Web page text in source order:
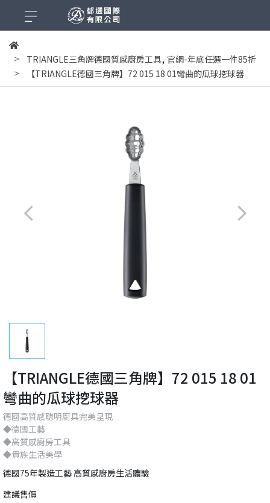
TRIANGLE三角牌德國質感廚房工具, 官網-年底任選一件85折
【TRIANGLE德國三角牌】72 015 18 01彎曲的瓜球挖球器
【TRIANGLE德國三角牌】72 015 18 01
彎曲的瓜球挖球器
德國高質感聰明廚具完美呈現
◆德國工藝
◆高質感廚房工具
◆貴族生活美學
德國75年製造工藝 高質感廚房生活體驗
建議售價